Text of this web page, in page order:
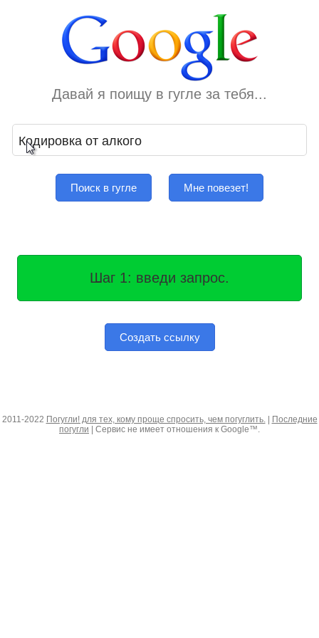
Давай я поищу в гугле за тебя...
Поиск в гугле Мне повезет!
Шаг 1: введи запрос.
Создать ссылку
2011-2022 Погугли! для тех, кому проще спросить, чем погуглить.|
Последние
погугли | Сервис не имеет отношения к Google™.